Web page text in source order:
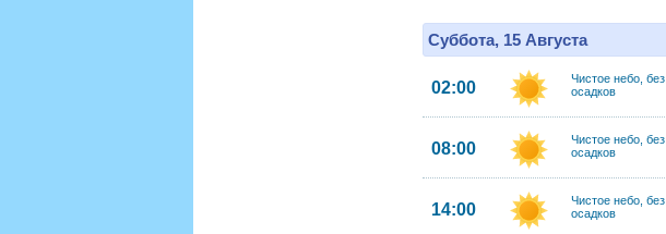
Суббота, 15 Августа
02:00
Чистое небо, без
осадков
08:00
Чистое небо, без
осадков
14:00
Чистое небо, без
осадков